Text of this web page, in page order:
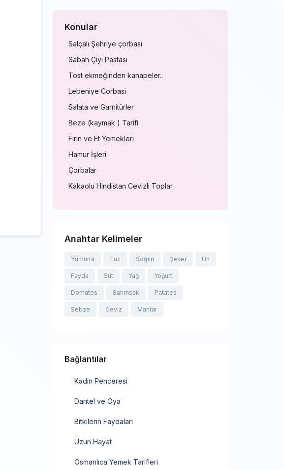
Konular
Salçalı Şehriye çorbası
Sabah Çiyi Pastası
Tost ekmeğinden kanapeler..
Lebeniye Corbasi
Salata ve Garnitürler
Beze (kaymak ) Tarifi
Fırın ve Et Yemekleri
Hamur İşleri
Çorbalar
Kakaolu Hindistan Cevizli Toplar
Anahtar Kelimeler
Yumurta Tuz Soğan Şeker Un
Fayda Süt Yağ Yoğurt
Domates Sarımsak Patates
Sebze Ceviz Mantar
Bağlantılar
Kadın Penceresi
Dantel ve Oya
Bitkilerin Faydaları
Uzun Hayat
Osmanlıca Yemek Tarifleri